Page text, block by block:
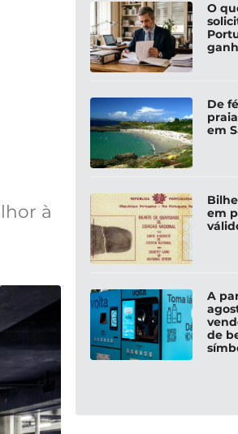
à
O
De
em
em
A
de